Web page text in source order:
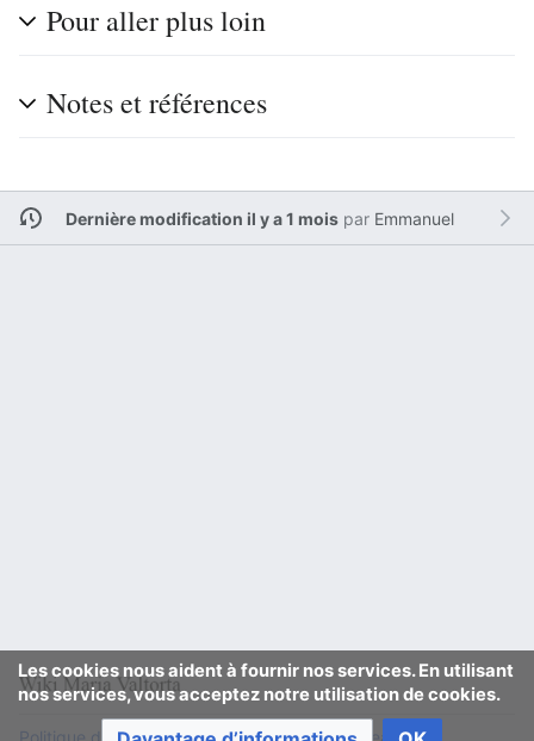
Pour aller plus loin
Notes et références
Dernière modification il y a 1 moispar Emmanuel
Les cookies nous aident à fournir nos services. En utilisant
nos services, vous acceptez notre utilisation de cookies.
Politique de confidentialité Version de bureau